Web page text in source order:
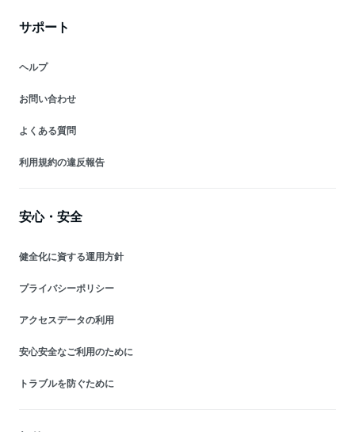
サポート
ヘルプ
お問い合わせ
よくある質問
利用規約の違反報告
安心・安全
健全化に資する運用方針
プライバシーポリシー
アクセスデータの利用
安心安全なご利用のために
トラブルを防ぐために